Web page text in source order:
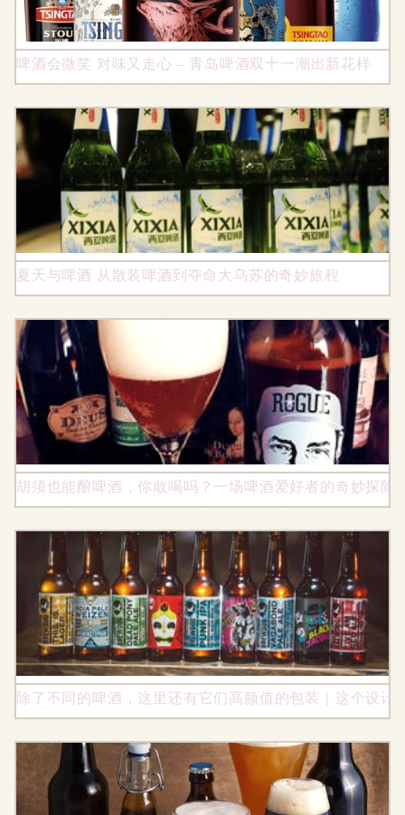
啤酒会微笑 对味又走心 – 青岛啤酒双十一潮出新花样
夏天与啤酒 从散装啤酒到夺命大乌苏的奇妙旅程
胡须也能酿啤酒，你敢喝吗？一场啤酒爱好者的奇妙探险
除了不同的啤酒，这里还有它们高颜值的包装｜这个设计